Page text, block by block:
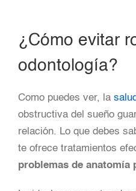
¿Cómo evitar
odontología?
Como puedes ver, la
obstructiva del sueño
relación. Lo que debes
te ofrece tratamientos
problemas de anatomía